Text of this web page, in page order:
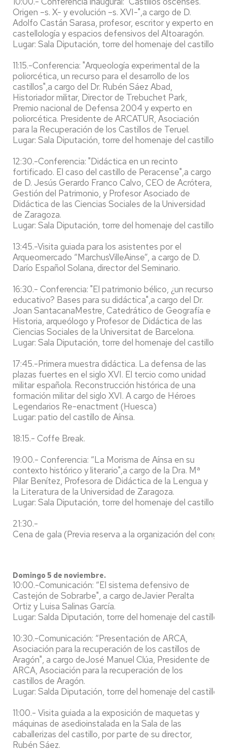
Origen –s. X- y evolución –s. XVI-",a cargo de D.
Adolfo Castán Sarasa, profesor, escritor y experto en
castellología y espacios defensivos del Altoaragón.
Lugar: Sala Diputación, torre del homenaje del castillo de
11:15.-Conferencia: "Arqueología experimental de la
poliorcética, un recurso para el desarrollo de los
castillos",a cargo del Dr. Rubén Sáez Abad,
Historiador militar, Director de Trebuchet Park,
Premio nacional de Defensa 2004 y experto en
poliorcética. Presidente de ARCATUR, Asociación
para la Recuperación de los Castillos de Teruel.
Lugar: Sala Diputación, torre del homenaje del castillo de
12:30.-Conferencia: "Didáctica en un recinto
fortificado. El caso del castillo de Peracense",a cargo
de D. Jesús Gerardo Franco Calvo, CEO de Acrótera,
Gestión del Patrimonio, y Profesor Asociado de
Didáctica de las Ciencias Sociales de la Universidad
de Zaragoza.
Lugar: Sala Diputación, torre del homenaje del castillo de
13:45.-Visita guiada para los asistentes por el
Arqueomercado “MarchusVilleAinse”, a cargo de D.
Darío Español Solana, director del Seminario.
16:30.- Conferencia: "El patrimonio bélico, ¿un recurso
educativo? Bases para su didáctica",a cargo del Dr.
Joan SantacanaMestre, Catedrático de Geografía e
Historia, arqueólogo y Profesor de Didáctica de las
Ciencias Sociales de la Universitat de Barcelona.
Lugar: Sala Diputación, torre del homenaje del castillo de
17:45.-Primera muestra didáctica. La defensa de las
plazas fuertes en el siglo XVI. El tercio como unidad
militar española. Reconstrucción histórica de una
formación militar del siglo XVI. A cargo de Héroes
Legendarios Re-enactment (Huesca)
Lugar: patio del castillo de Aínsa.
18:15.- Coffe Break.
19:00.- Conferencia: “La Morisma de Aínsa en su
contexto histórico y literario",a cargo de la Dra. Mª
Pilar Benítez, Profesora de Didáctica de la Lengua y
la Literatura de la Universidad de Zaragoza.
Lugar: Sala Diputación, torre del homenaje del castillo de
21:30.-
Cena de gala (Previa reserva a la organización del
Domingo 5 de noviembre.
10:00.-Comunicación: “El sistema defensivo de
Castejón de Sobrarbe", a cargo deJavier Peralta
Ortiz y Luisa Salinas García.
Lugar: Salda Diputación, torre del homenaje del castillo
10:30.-Comunicación: “Presentación de ARCA,
Asociación para la recuperación de los castillos de
Aragón", a cargo deJosé Manuel Clúa, Presidente de
ARCA, Asociación para la recuperación de los
castillos de Aragón.
Lugar: Salda Diputación, torre del homenaje del castillo
11:00.- Visita guiada a la exposición de maquetas y
máquinas de asedioinstalada en la Sala de las
caballerizas del castillo, por parte de su director,
Rubén Sáez.